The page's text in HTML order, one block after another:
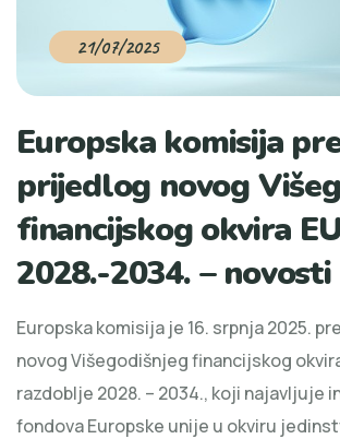
21/07/2025
Europska komisija
prijedlog novog
financijskog okvira EU
2028.-2034. – novosti
Europska komisija je 16. srpnja 2025.
novog Višegodišnjeg financijskog
razdoblje 2028. – 2034., koji najavljuje
fondova Europske unije u okviru